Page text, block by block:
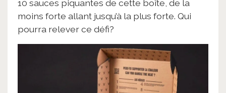
10 sauces piquantes de cette boîte, de la
moins forte allant jusqu’à la plus forte. Qui
pourra relever ce défi?